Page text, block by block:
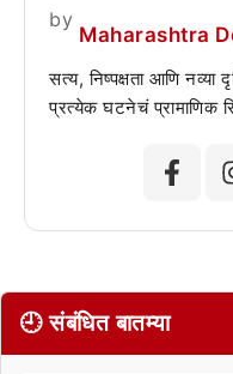
by
Maharashtra
सत्य, निष्पक्षता आणि नव्या
प्रत्येक घटनेचं प्रामाणिक
🕘 संबंधित बातम्या